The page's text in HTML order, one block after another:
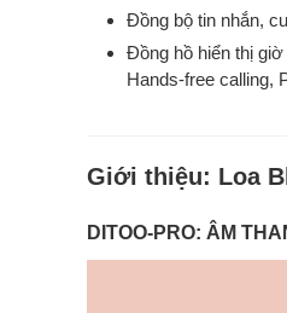
Đồng bộ tin nhắn,
Đồng hồ hiển thị
Hands-free calling,
Giới thiệu: Loa
DITOO-PRO: ÂM